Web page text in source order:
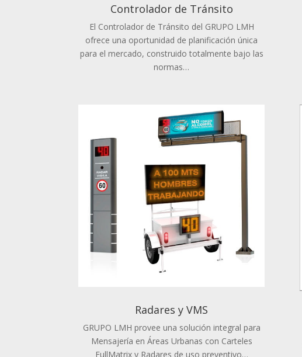
Controlador de Tránsito
El Controlador de Tránsito del GRUPO LMH
ofrece una oportunidad de planificación única
para el mercado, construido totalmente bajo las
normas…
Radares y VMS
GRUPO LMH provee una solución integral para
Mensajería en Áreas Urbanas con Carteles
FullMatrix y Radares de uso preventivo…